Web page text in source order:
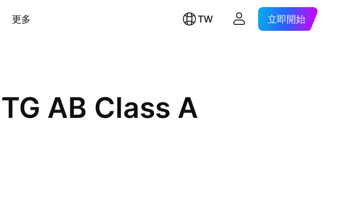
更多 TW 立即開始
AB Class A